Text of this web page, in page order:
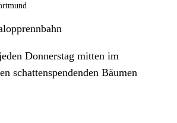
Donnerstag mitten im
schattenspendenden Bäumen